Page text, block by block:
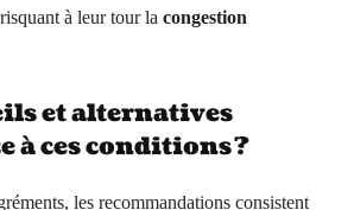
à leur tour la congestion
et alternatives
à ces conditions ?
les recommandations consistent